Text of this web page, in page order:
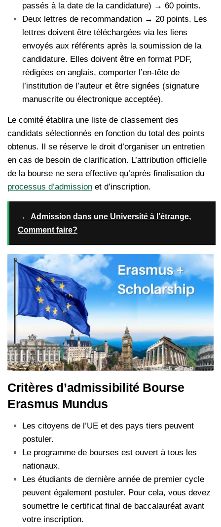
passés à la date de la candidature) → 60 points.
Deux lettres de recommandation → 20 points. Les
lettres doivent être téléchargées via les liens
envoyés aux référents après la soumission de la
candidature. Elles doivent être en format PDF,
rédigées en anglais, comporter l’en-tête de
l’institution de l’auteur et être signées (signature
manuscrite ou électronique acceptée).
Le comité établira une liste de classement des
candidats sélectionnés en fonction du total des points
obtenus. Il se réserve le droit d’organiser un entretien
en cas de besoin de clarification. L’attribution officielle
de la bourse ne sera effective qu’après finalisation du
processus d’admission et d’inscription.
→
Admission dans une Université à l’étrange,
Comment faire?
Critères d’admissibilité Bourse
Erasmus Mundus
Les citoyens de l’UE et des pays tiers peuvent
postuler.
Le programme de bourses est ouvert à tous les
nationaux.
Les étudiants de dernière année de premier cycle
peuvent également postuler. Pour cela, vous devez
soumettre le certificat final de baccalauréat avant
votre inscription.